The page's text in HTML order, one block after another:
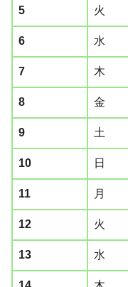
5 火
6 水
7 木
8 金
9 土
10 日
11 月
12 火
13 水